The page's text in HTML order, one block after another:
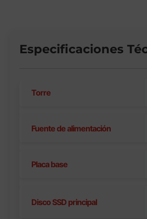
Especificaciones
Torre
Fuente de alimentación
Placa base
Disco SSD principal